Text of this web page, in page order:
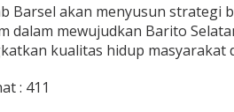
Barsel akan menyusun strategi
dalam mewujudkan Barito
kualitas hidup masyarakat
: 411